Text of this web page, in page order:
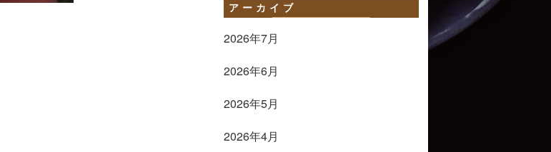
GALLERY
アーカイブ
2026年7月
2026年6月
2026年5月
2026年4月